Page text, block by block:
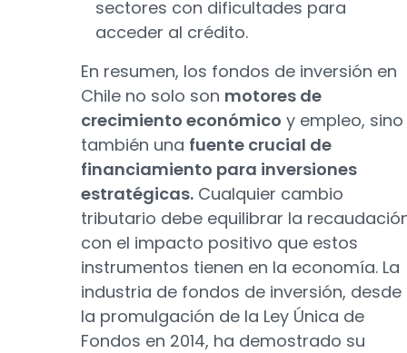
sectores con dificultades para
acceder al crédito.
En resumen, los fondos de inversión en
Chile no solo son motores de
crecimiento económico y empleo, sino
también una fuente crucial de
financiamiento para inversiones
estratégicas. Cualquier cambio
tributario debe equilibrar la
con el impacto positivo que estos
instrumentos tienen en la economía. La
industria de fondos de inversión, desde
la promulgación de la Ley Única de
Fondos en 2014, ha demostrado su